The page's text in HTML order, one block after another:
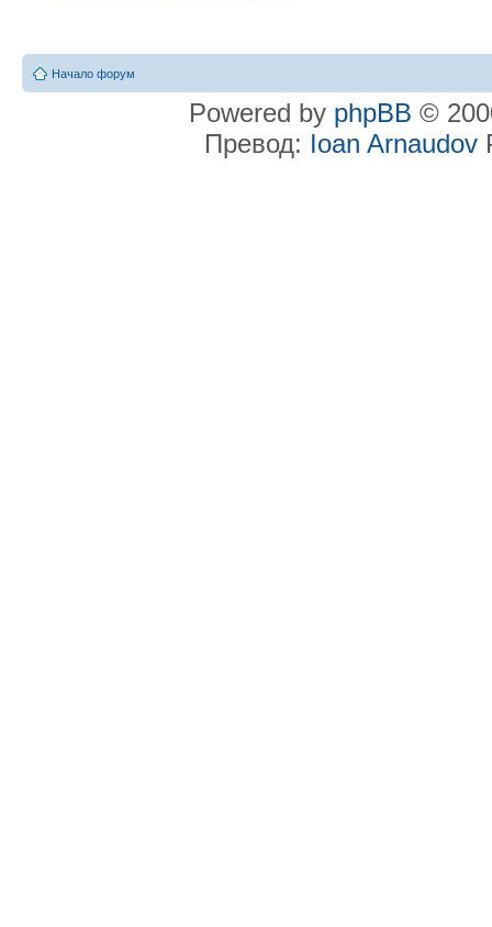
Начало форум
Powered by phpBB ©
Превод: Ioan Arnaudov